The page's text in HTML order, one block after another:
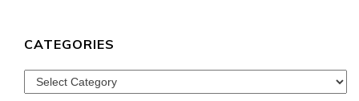
CATEGORIES
Categories